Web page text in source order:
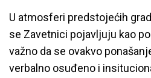
U atmosferi predstojećih
se Zavetnici pojavljuju kao
važno da se ovakvo
verbalno osuđeno i